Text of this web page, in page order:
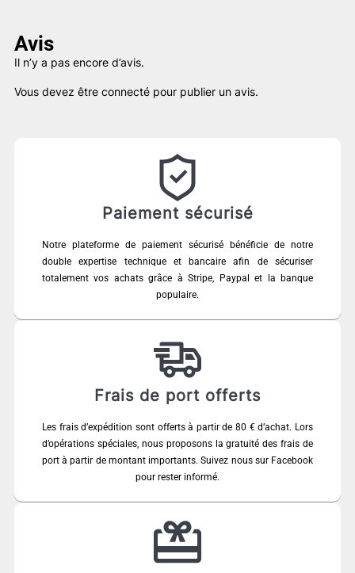
Avis
Il n’y a pas encore d’avis.
Vous devez être connecté pour publier un avis.
Paiement sécurisé
Notre plateforme de paiement sécurisé bénéficie de notre
double expertise technique et bancaire afin de sécuriser
totalement vos achats grâce à Stripe, Paypal et la banque
populaire.
Frais de port offerts
Les frais d’expédition sont offerts à partir de 80 € d’achat. Lors
d’opérations spéciales, nous proposons la gratuité des frais de
port à partir de montant importants. Suivez nous sur Facebook
pour rester informé.